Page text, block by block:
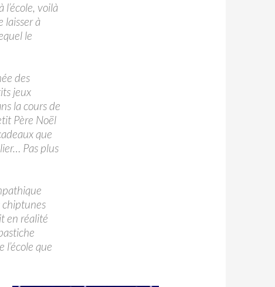
voilà
laisser à
le
des
jeux
la cours de
Père Noël
que
Pas plus
chiptunes
en réalité
l’école que